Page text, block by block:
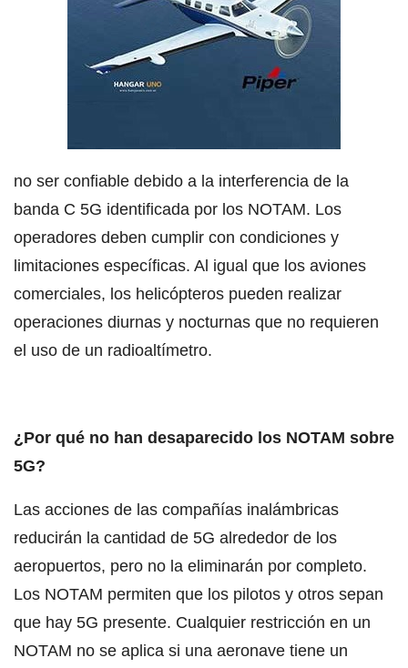
no ser confiable debido a la interferencia de la
banda C 5G identificada por los NOTAM. Los
operadores deben cumplir con condiciones y
limitaciones específicas. Al igual que los aviones
comerciales, los helicópteros pueden realizar
operaciones diurnas y nocturnas que no requieren
el uso de un radioaltímetro.
¿Por qué no han desaparecido los NOTAM sobre
5G?
Las acciones de las compañías inalámbricas
reducirán la cantidad de 5G alrededor de los
aeropuertos, pero no la eliminarán por completo.
Los NOTAM permiten que los pilotos y otros sepan
que hay 5G presente. Cualquier restricción en un
NOTAM no se aplica si una aeronave tiene un